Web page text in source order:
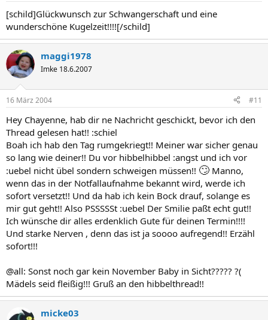
[schild]Glückwunsch zur Schwangerschaft und eine
wunderschöne Kugelzeit!!!![/schild]
maggi1978
Imke 18.6.2007
16 März 2004 #11
Hey Chayenne, hab dir ne Nachricht geschickt, bevor ich den
Thread gelesen hat!! :schiel
Boah ich hab den Tag rumgekriegt!! Meiner war sicher genau
so lang wie deiner!! Du vor hibbelhibbel :angst und ich vor
:uebel nicht übel sondern schweigen müssen!! 🙄 Manno,
wenn das in der Notfallaufnahme bekannt wird, werde ich
sofort versetzt!! Und da hab ich kein Bock drauf, solange es
mir gut geht!! Also PSSSSSt :uebel Der Smilie paßt echt gut!!
Ich wünsche dir alles erdenklich Gute für deinen Termin!!!!
Und starke Nerven , denn das ist ja soooo aufregend!! Erzähl
sofort!!!
@all: Sonst noch gar kein November Baby in Sicht????? ?(
Mädels seid fleißig!!! Gruß an den hibbelthread!!
micke03